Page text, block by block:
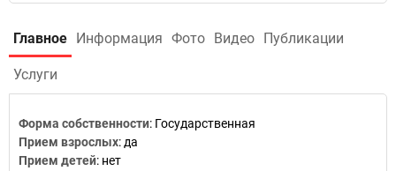
Главное Информация Фото Видео Публикации
Услуги
Форма собственности: Государственная
Прием взрослых: да
Прием детей: нет